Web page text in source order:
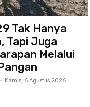
Tak Hanya
Tapi Juga
Melalui
- Kamis, 6 Agustus 2026